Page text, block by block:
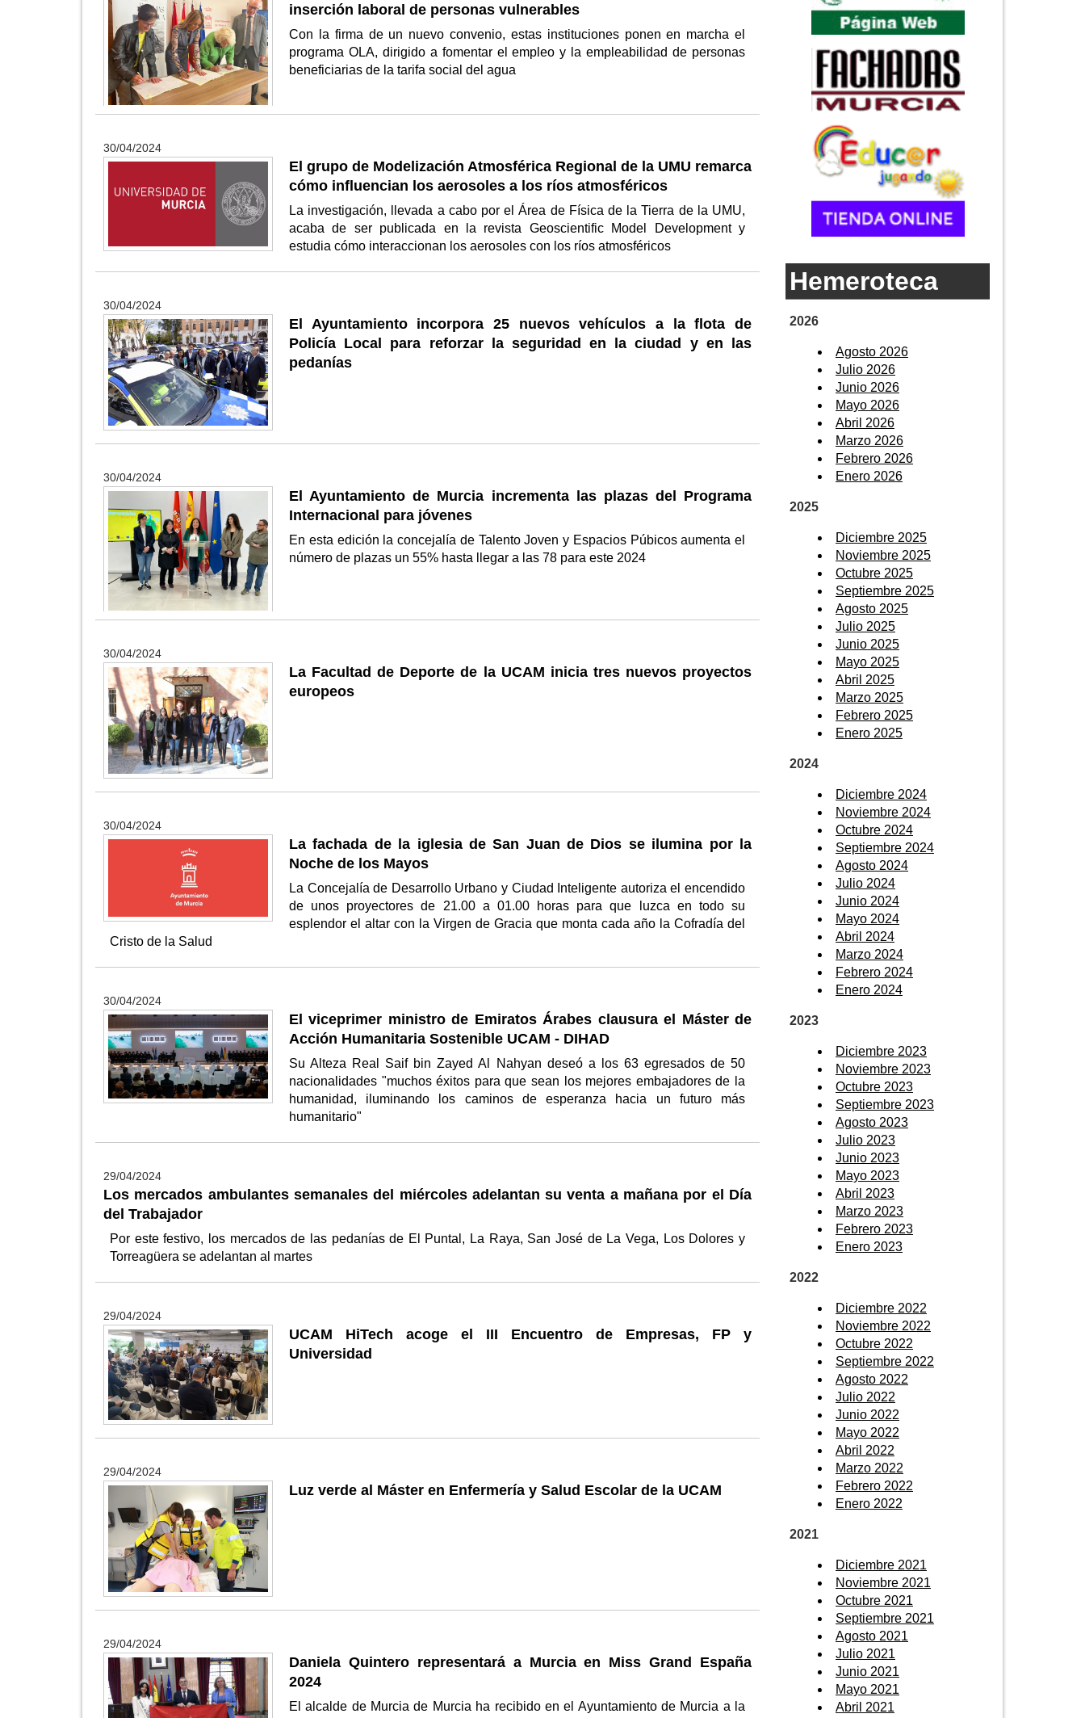
inserción laboral de personas vulnerables
Con la firma de un nuevo convenio, estas instituciones ponen en marcha el
programa OLA, dirigido a fomentar el empleo y la empleabilidad de personas
beneficiarias de la tarifa social del agua
30/04/2024
El grupo de Modelización Atmosférica Regional de la UMU remarca
cómo influencian los aerosoles a los ríos atmosféricos
La investigación, llevada a cabo por el Área de Física de la Tierra de la UMU,
acaba de ser publicada en la revista Geoscientific Model Development y
estudia cómo interaccionan los aerosoles con los ríos atmosféricos
30/04/2024
El Ayuntamiento incorpora 25 nuevos vehículos a la flota de
Policía Local para reforzar la seguridad en la ciudad y en las
pedanías
30/04/2024
El Ayuntamiento de Murcia incrementa las plazas del Programa
Internacional para jóvenes
En esta edición la concejalía de Talento Joven y Espacios Púbicos aumenta el
número de plazas un 55% hasta llegar a las 78 para este 2024
30/04/2024
La Facultad de Deporte de la UCAM inicia tres nuevos proyectos
europeos
30/04/2024
La fachada de la iglesia de San Juan de Dios se ilumina por la
Noche de los Mayos
La Concejalía de Desarrollo Urbano y Ciudad Inteligente autoriza el encendido
de unos proyectores de 21.00 a 01.00 horas para que luzca en todo su
esplendor el altar con la Virgen de Gracia que monta cada año la Cofradía del
Cristo de la Salud
30/04/2024
El viceprimer ministro de Emiratos Árabes clausura el Máster de
Acción Humanitaria Sostenible UCAM - DIHAD
Su Alteza Real Saif bin Zayed Al Nahyan deseó a los 63 egresados de 50
nacionalidades "muchos éxitos para que sean los mejores embajadores de la
humanidad, iluminando los caminos de esperanza hacia un futuro más
humanitario"
29/04/2024
Los mercados ambulantes semanales del miércoles adelantan su venta a mañana por el Día
del Trabajador
Por este festivo, los mercados de las pedanías de El Puntal, La Raya, San José de La Vega, Los Dolores y
Torreagüera se adelantan al martes
29/04/2024
UCAM HiTech acoge el III Encuentro de Empresas, FP y
Universidad
29/04/2024
Luz verde al Máster en Enfermería y Salud Escolar de la UCAM
29/04/2024
Daniela Quintero representará a Murcia en Miss Grand España
2024
El alcalde de Murcia de Murcia ha recibido en el Ayuntamiento de Murcia a la
Hemeroteca
2026
Agosto 2026
Julio 2026
Junio 2026
Mayo 2026
Abril 2026
Marzo 2026
Febrero 2026
Enero 2026
2025
Diciembre 2025
Noviembre 2025
Octubre 2025
Septiembre 2025
Agosto 2025
Julio 2025
Junio 2025
Mayo 2025
Abril 2025
Marzo 2025
Febrero 2025
Enero 2025
2024
Diciembre 2024
Noviembre 2024
Octubre 2024
Septiembre 2024
Agosto 2024
Julio 2024
Junio 2024
Mayo 2024
Abril 2024
Marzo 2024
Febrero 2024
Enero 2024
2023
Diciembre 2023
Noviembre 2023
Octubre 2023
Septiembre 2023
Agosto 2023
Julio 2023
Junio 2023
Mayo 2023
Abril 2023
Marzo 2023
Febrero 2023
Enero 2023
2022
Diciembre 2022
Noviembre 2022
Octubre 2022
Septiembre 2022
Agosto 2022
Julio 2022
Junio 2022
Mayo 2022
Abril 2022
Marzo 2022
Febrero 2022
Enero 2022
2021
Diciembre 2021
Noviembre 2021
Octubre 2021
Septiembre 2021
Agosto 2021
Julio 2021
Junio 2021
Mayo 2021
Abril 2021